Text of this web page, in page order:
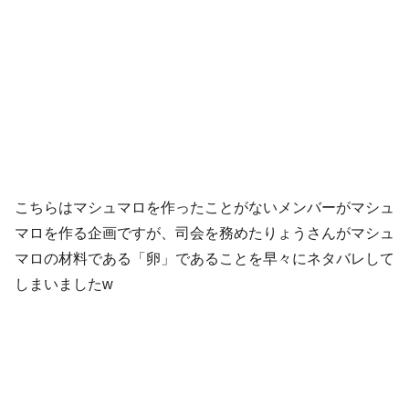
こちらはマシュマロを作ったことがないメンバーがマシュ
マロを作る企画ですが、司会を務めたりょうさんがマシュ
マロの材料である「卵」であることを早々にネタバレして
しまいましたw